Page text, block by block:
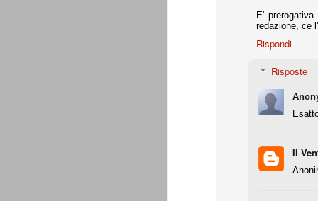
E'
redazione, ce
Rispondi
Risposte
Il
È tempo di cessioni
Marotta è stato chiaro:
rimpiazzare immediatamente le
Sassuolo per Berardi e il riscatto di
L'esercito dei prestiti
l'apertura delle buste chiuse, in
La Juventus ha comunque già risolto